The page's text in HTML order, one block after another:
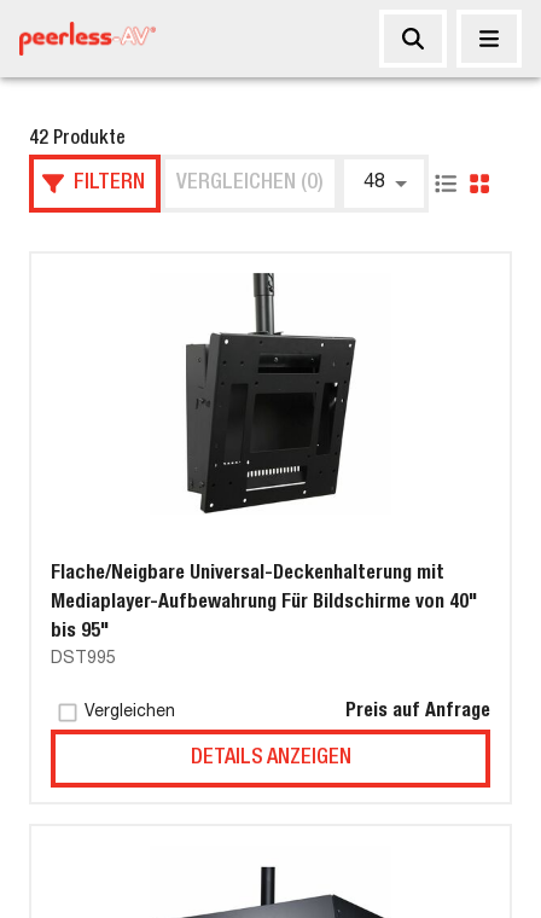
42 Produkte
FILTERN VERGLEICHEN (0) 48
Flache/Neigbare Universal-Deckenhalterung mit
Mediaplayer-Aufbewahrung Für Bildschirme von 40"
bis 95"
DST995
Vergleichen Preis auf Anfrage
DETAILS ANZEIGEN